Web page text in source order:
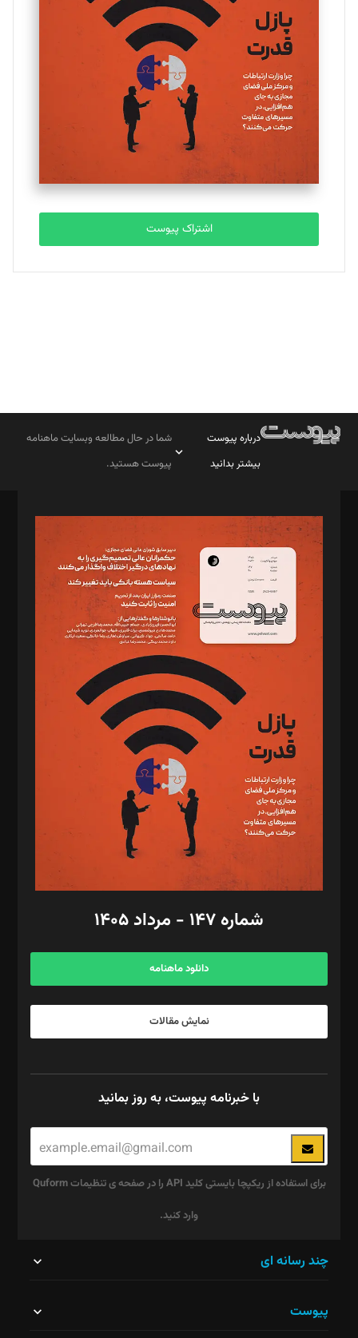
یسنا امان‌پور
تحریریه
ملینا جعفری
تحریریه
مصطفی مسجدی آرانی
تحریریه
بابک نقاش
تحریریه
اشتراک پیوست
درباره پیوست
بیشتر بدانید
شما در حال مطالعه وبسایت ماهنامه
پیوست هستید.
مدیر مسئول: محمدباقر اثنی‌عشری
سردبیر: مهرک محمودی
دبیر تحریریه: میثم قاسمی
د‌بیر ناداستان: سمانه سمیع
د‌بیر خدمت و تجارت: ابوالفضل رجبی
د‌بیر حقوق فناوری: حسام‌الدین ایپکچی
د‌بیر پیوست جهان: مینا پاکدل
د‌بیر تحریریه آنلاین: بابک نقاش
تحریریه‌: مجتبی محمود‌ی، آرش برهمند، یسنا امان‌پور، سروش کرمیان،
مصطفی مسجدی آرانی، ابوالفضل رجبی، زهرا فکرانه، فائزه فتحی
رستمی،مصطفی باستان
ویرایش: نگار استاد‌‌آقا
طراح یونیفرم: مجید توکلی
فیلمبرداری و عکاسی: امیر شفیعی، مانی لطفی زاده
گرافیک و صفحه‌آرایی: سید‌سبحان‌علی ثابت
مد‌یر توسعه تجاری: کامبیز برید‌
امور مالی: شاپور رهبری، محمد‌ کاظمی‌نیا
آگهی و مشترکین: ۰۹۱۹۹۹۹۰۴۵۴
شماره ۱۴۷ - مرداد ۱۴۰۵
دانلود ماهنامه
نمایش مقالات
با خبرنامه پیوست، به روز بمانید
برای استفاده از ریکپچا بایستی کلید API را در صفحه ی تنظیمات Quform
وارد کنید.
نباید
چند رسانه ای
پیوست